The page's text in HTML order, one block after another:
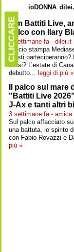
ioDONNA
Tim Battiti Live,
palco con Ilary
3 settimane fa - dilei.it
Ufficio stampa
artisti
Blasi? L’estate di
debutto... leggi di più »
Il palco sul
"Battiti Live
J-Ax e tanti altri
3 settimane fa - amica
Sul palco affacciato
una battuta, lo spirito
con Fabio Rovazzi e
più »
CLICCARE